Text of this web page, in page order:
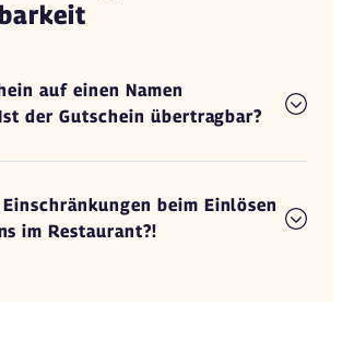
auf einen Namen
der Gutschein übertragbar?
beim Einlösen
im Restaurant?!